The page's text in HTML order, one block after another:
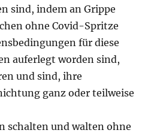
sind, indem an Grippe
ohne Co­vid-Spritze
für diese
auferlegt worden sind,
und sind, ihre
ganz oder teil­weise
schalten und walten ohne